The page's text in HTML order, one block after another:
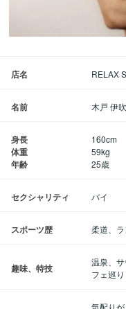
店名 RELAX
名前 木戸 伊
身長
体重
年齢
160cm
59kg
25歳
セクシャリティ バイ
スポーツ歴 柔道、
趣味、特技
温泉、
フェ巡り
気配り